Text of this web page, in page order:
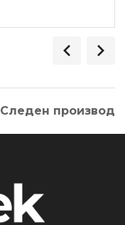
Следен производ